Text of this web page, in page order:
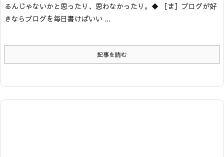
るんじゃないかと思ったり、思わなかったり。 ◆ ［ま］ブログが好
きならブログを毎日書けばいい ...
記事を読む